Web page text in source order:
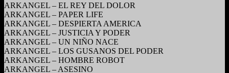
ARKANGEL – EL REY DEL DOLOR
ARKANGEL – PAPER LIFE
ARKANGEL – DESPIERTA AMERICA
ARKANGEL – JUSTICIA Y PODER
ARKANGEL – UN NIÑO NACE
ARKANGEL – LOS GUSANOS DEL PODER
ARKANGEL – HOMBRE ROBOT
ARKANGEL – ASESINO